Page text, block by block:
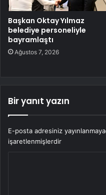
Başkan Oktay Yılmaz
belediye personeliyle
bayramlaştı
Ağustos 7, 2026
Bir yanıt yazın
E-posta adresiniz
işaretlenmişlerdir